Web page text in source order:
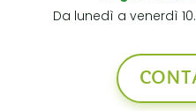
Da lunedì a venerdì